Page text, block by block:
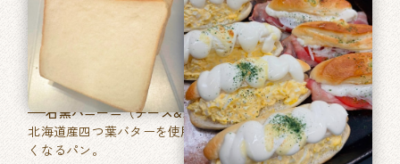
特製ふくやの明太フランス
フランスパンに「ふくや」ブランドの明太バターを塗り焼き
あげました。
石窯パニーニ（チーズ&たまご／ベーコントマト）
北海道産四つ葉バターを使用した、あきのこない毎日食べた
くなるパン。